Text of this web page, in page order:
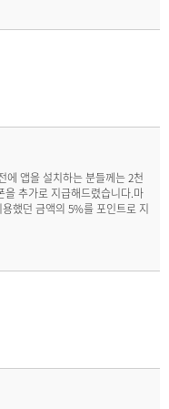
에 앱을 설치하는 분들께는 2천
추가로 지급해드렸습니다.마
했던 금액의 5%를 포인트로 지